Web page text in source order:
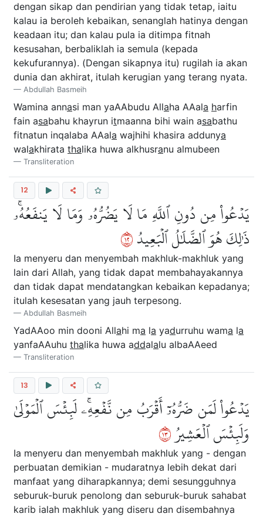
dengan sikap dan pendirian yang tidak tetap, iaitu
kalau ia beroleh kebaikan, senanglah hatinya dengan
keadaan itu; dan kalau pula ia ditimpa fitnah
kesusahan, berbaliklah ia semula (kepada
kekufurannya). (Dengan sikapnya itu) rugilah ia akan
dunia dan akhirat, itulah kerugian yang terang nyata.
Abdullah Basmeih
Wamina annasi man yaAAbudu Allaha AAala harfin
fain asabahu khayrun itmaanna bihi wain asabathu
fitnatun inqalaba AAala wajhihi khasira addunya
walakhirata thalika huwa alkhusranu almubeen
Transliteration
12
يَدۡعُواْ مِن دُونِ ٱللَّهِ مَا لَا يَضُرُّهُۥ وَمَا لَا يَنفَعُهُۥۚ
ذَٰلِكَ هُوَ ٱلضَّلَٰلُ ٱلۡبَعِيدُ٢١
Ia menyeru dan menyembah makhluk-makhluk yang
lain dari Allah, yang tidak dapat membahayakannya
dan tidak dapat mendatangkan kebaikan kepadanya;
itulah kesesatan yang jauh terpesong.
Abdullah Basmeih
YadAAoo min dooni Allahi ma la yadurruhu wama la
yanfaAAuhu thalika huwa addalalu albaAAeed
Transliteration
13
يَدۡعُواْ لَمَن ضَرُّهُۥٓ أَقۡرَبُ مِن نَّفۡعِهِۦۚ لَبِئۡسَ ٱلۡمَوۡلَىٰ
وَلَبِئۡسَ ٱلۡعَشِيرُ٣١
Ia menyeru dan menyembah makhluk yang - dengan
perbuatan demikian - mudaratnya lebih dekat dari
manfaat yang diharapkannya; demi sesungguhnya
seburuk-buruk penolong dan seburuk-buruk sahabat
karib ialah makhluk yang diseru dan disembahnya